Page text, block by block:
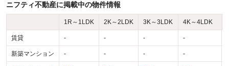
ニフティ不動産に掲載中の物件情報
1R～1LDK 2K～2LDK 3K～3LDK 4K～4LDK
賃貸 - - - -
新築マンション - - - -